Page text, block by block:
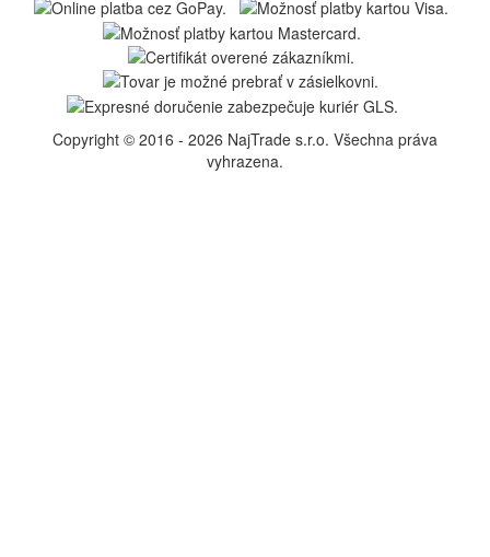
Copyright © 2016 - 2026 NajTrade s.r.o. Všechna práva
vyhrazena.